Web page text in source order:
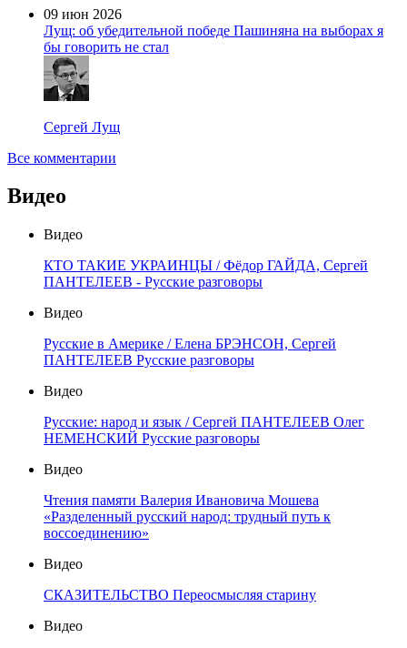
09 июн 2026
Лущ: об убедительной победе Пашиняна на выборах я
бы говорить не стал
Сергей Лущ
Все комментарии
Видео
Видео
КТО ТАКИЕ УКРАИНЦЫ / Фёдор ГАЙДА, Сергей
ПАНТЕЛЕЕВ - Русские разговоры
Видео
Русские в Америке / Елена БРЭНСОН, Сергей
ПАНТЕЛЕЕВ Русские разговоры
Видео
Русские: народ и язык / Сергей ПАНТЕЛЕЕВ Олег
НЕМЕНСКИЙ Русские разговоры
Видео
Чтения памяти Валерия Ивановича Мошева
«Разделенный русский народ: трудный путь к
воссоединению»
Видео
СКАЗИТЕЛЬСТВО Переосмысляя старину
Видео